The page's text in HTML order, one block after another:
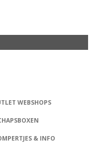
WEBSHOPS
& INFO